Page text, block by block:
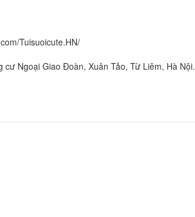
Tuisuoicute.HN/
Ngoại Giao Đoàn, Xuân Tảo, Từ Liêm, Hà Nội.